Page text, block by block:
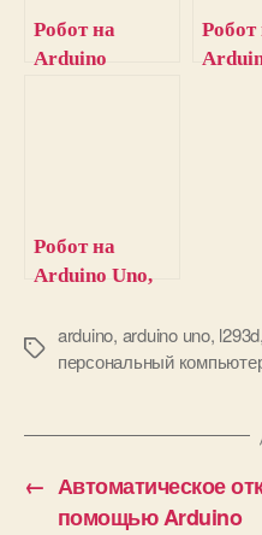
Робот на
Arduino
Робот
Робот на
Arduino Uno,
по WiFi
М
arduino, arduino uno, l293d,
персональный
← Автоматическое
помощью Arduino